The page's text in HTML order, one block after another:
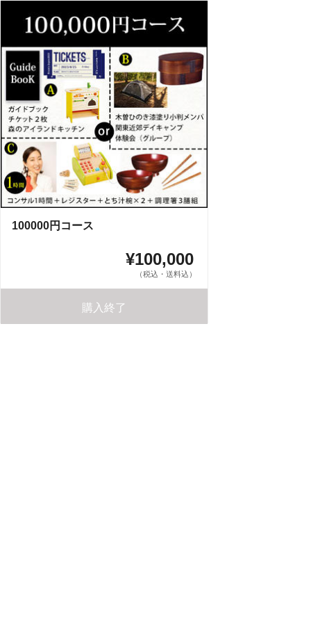
100000円コース
¥100,000
（税込・送料込）
購入終了